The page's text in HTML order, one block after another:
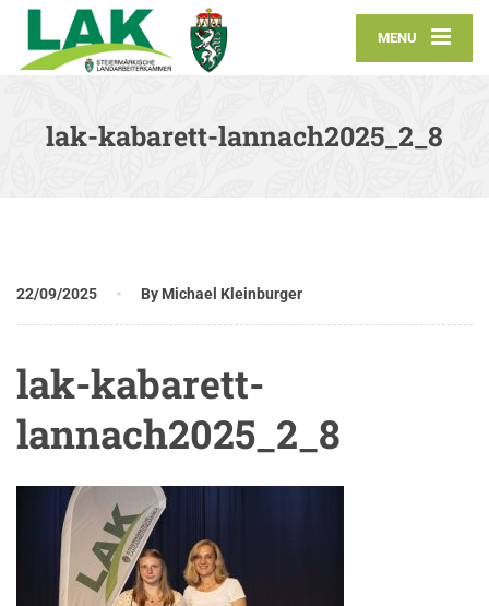
MENU
lak-kabarett-lannach2025_2_8
22/09/2025 By Michael Kleinburger
lak-kabarett-
lannach2025_2_8